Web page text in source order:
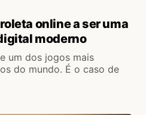
online a ser uma
moderno
um dos jogos mais
do mundo. É o caso de